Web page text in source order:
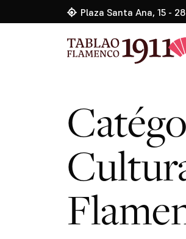
Plaza Santa Ana, 15 -